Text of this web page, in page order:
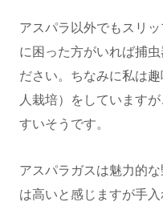
アスパラ以外でもスリ
に困った方がいれば捕
ださい。ちなみに私は
人栽培）をしています
すいそうです。
アスパラガスは魅力的
は高いと感じますが手